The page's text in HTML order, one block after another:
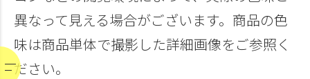
異なって見える場合がございます。商品の色
味は商品単体で撮影した詳細画像をご参照く
ださい。